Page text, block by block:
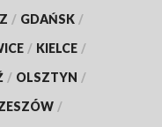
/ GDAŃSK /
/ KIELCE /
/ OLSZTYN /
/